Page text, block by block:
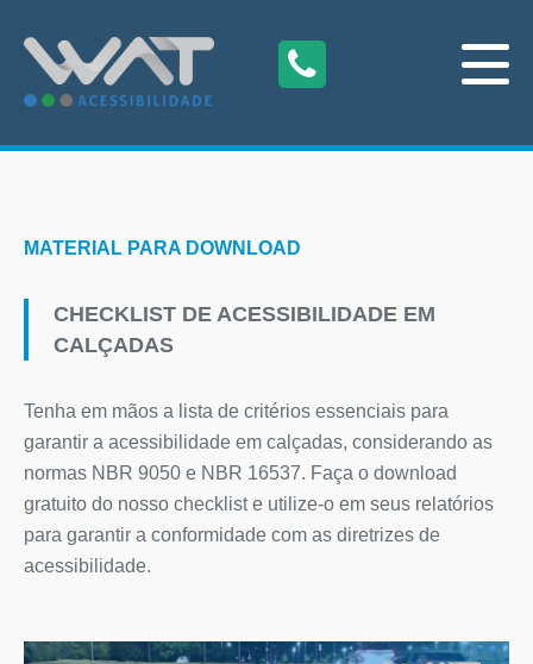
MATERIAL PARA DOWNLOAD
CHECKLIST DE ACESSIBILIDADE EM
CALÇADAS
Tenha em mãos a lista de critérios essenciais para
garantir a acessibilidade em calçadas, considerando as
normas NBR 9050 e NBR 16537. Faça o download
gratuito do nosso checklist e utilize-o em seus relatórios
para garantir a conformidade com as diretrizes de
acessibilidade.